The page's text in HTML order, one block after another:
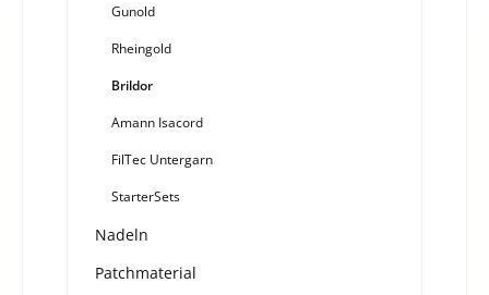
Gunold
Rheingold
Brildor
Amann Isacord
FilTec Untergarn
StarterSets
Nadeln
Patchmaterial